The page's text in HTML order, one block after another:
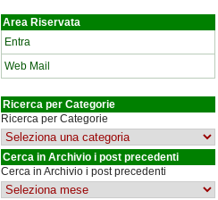
Area Riservata
Entra
Web Mail
Ricerca per Categorie
Ricerca per Categorie
Cerca in Archivio i post precedenti
Cerca in Archivio i post precedenti